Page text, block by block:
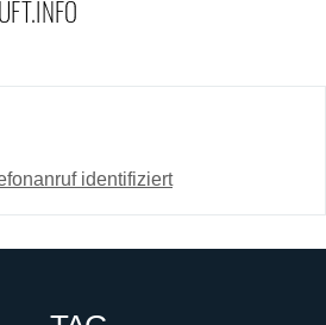
identifiziert